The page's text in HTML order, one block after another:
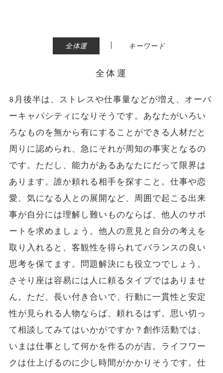
全体運 | キーワード
全体運
8月後半は、ストレスや仕事量などが増え、オーバ
ーキャパシティになりそうです。あなたがいろい
ろなものを無から有にすることができる人材だと
周りに認められ、急にそれが周知の事実となるの
です。ただし、能力があるあなたにだって限界は
あります。誰か頼れる相手を探すこと。仕事や恋
愛、気になる人との展開など、周囲で起こる出来
事が自分には理解し難いものならば、他人のサポ
ートを求めましょう。他人の意見と自分の考えを
取り入れると、客観性を得られてバランスの良い
思考を保てます。問題解決にも役立つでしょう。
さそり座は容易には人に頼るタイプではありませ
ん。ただ、長い付き合いで、行動に一貫性と安定
性が見られる人物ならば、頼れるはず。思い切っ
て相談してみてはいかがですか？創作活動では、
いまは仕事として何かを作るのが吉。ライフワー
クは仕上げるのに少し時間がかかりそうです。仕